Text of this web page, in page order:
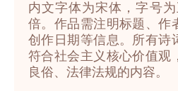
内文字体为宋体，字号
倍。作品需注明标题、作
创作日期等信息。所有诗
符合社会主义核心价值观
良俗、法律法规的内容。